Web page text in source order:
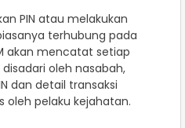
PIN atau melakukan
terhubung pada
akan mencatat setiap
oleh nasabah,
dan detail transaksi
oleh pelaku kejahatan.